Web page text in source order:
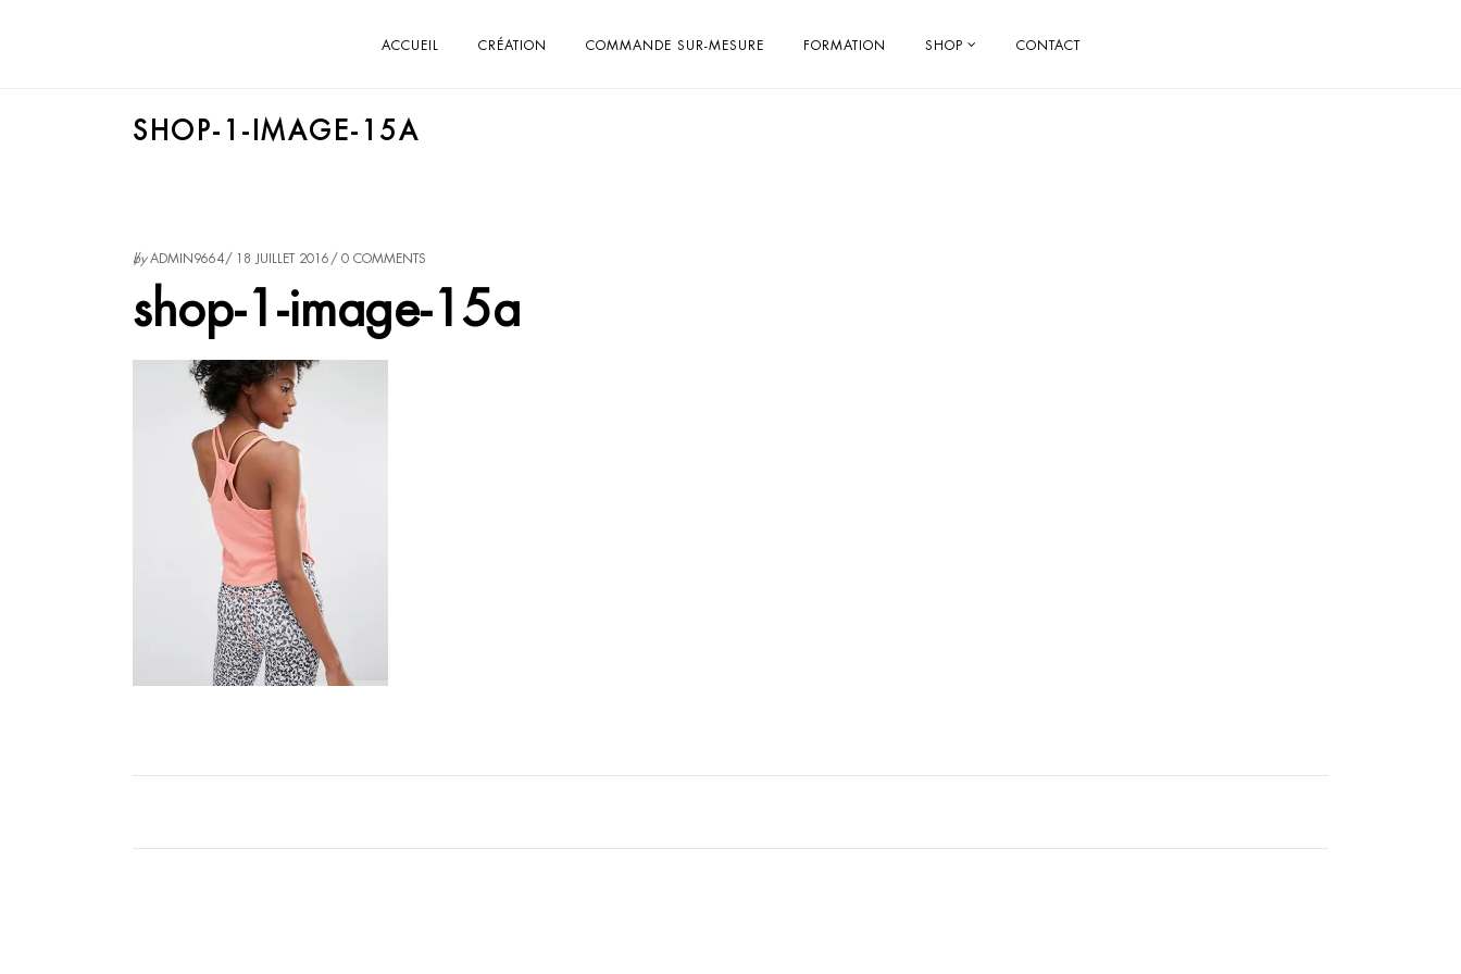
ACCUEIL CRÉATION COMMANDE SUR-MESURE FORMATION SHOP CONTACT
SHOP-1-IMAGE-15A
byADMIN9664 18 JUILLET 2016 0 COMMENTS
shop-1-image-15a